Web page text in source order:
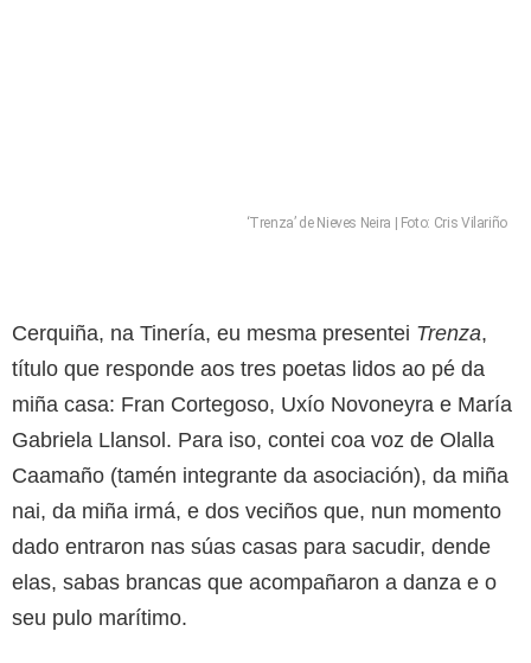
‘Trenza’ de Nieves Neira | Foto: Cris Vilariño
Cerquiña, na Tinería, eu mesma presentei Trenza,
título que responde aos tres poetas lidos ao pé da
miña casa: Fran Cortegoso, Uxío Novoneyra e María
Gabriela Llansol. Para iso, contei coa voz de Olalla
Caamaño (tamén integrante da asociación), da miña
nai, da miña irmá, e dos veciños que, nun momento
dado entraron nas súas casas para sacudir, dende
elas, sabas brancas que acompañaron a danza e o
seu pulo marítimo.